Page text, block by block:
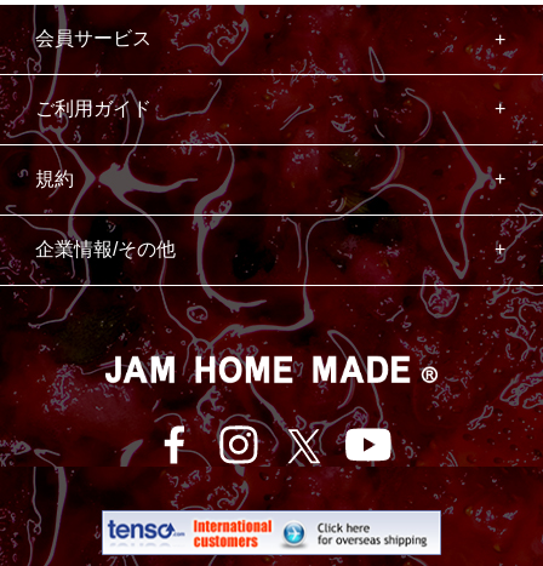
会員サービス
ご利用ガイド
規約
企業情報/その他